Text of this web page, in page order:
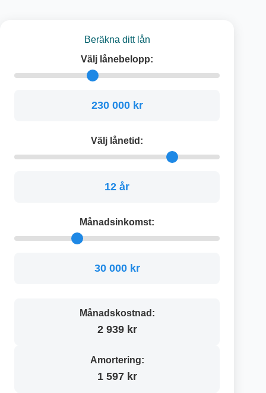
Beräkna ditt lån
Välj lånebelopp:
230 000 kr
Välj lånetid:
12 år
Månadsinkomst:
30 000 kr
Månadskostnad:
2 939 kr
Amortering:
1 597 kr